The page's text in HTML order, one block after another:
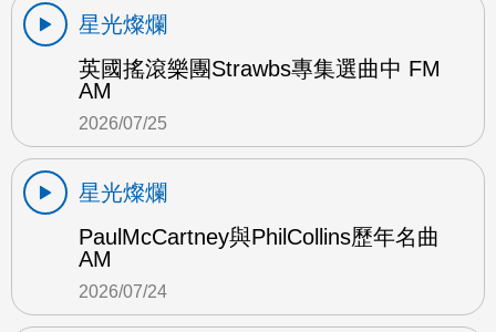
星光燦爛
英國搖滾樂團Strawbs專集選曲中 FM
AM
2026/07/25
星光燦爛
PaulMcCartney與PhilCollins歷年名曲
AM
2026/07/24